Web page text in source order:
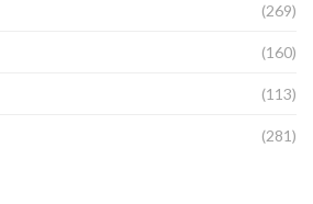
(269)
(160)
(113)
(281)